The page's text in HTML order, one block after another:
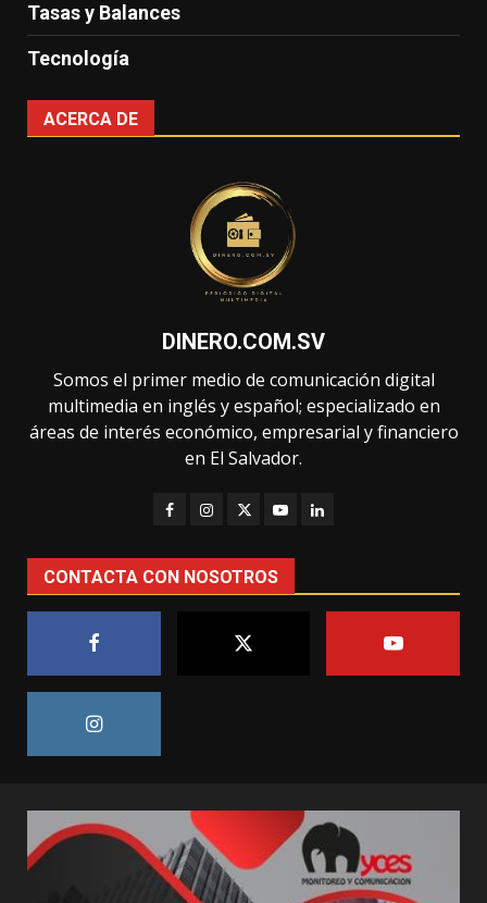
Tasas y Balances
Tecnología
ACERCA DE
DINERO.COM.SV
Somos el primer medio de comunicación digital
multimedia en inglés y español; especializado en
áreas de interés económico, empresarial y financiero
en El Salvador.
CONTACTA CON NOSOTROS